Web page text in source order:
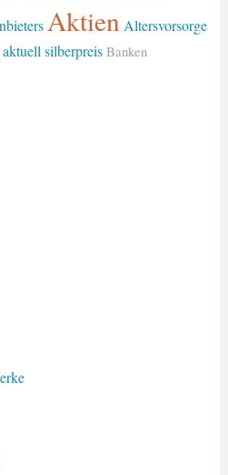
Aktien Altersvorsorge
aktuell silberpreis Banken